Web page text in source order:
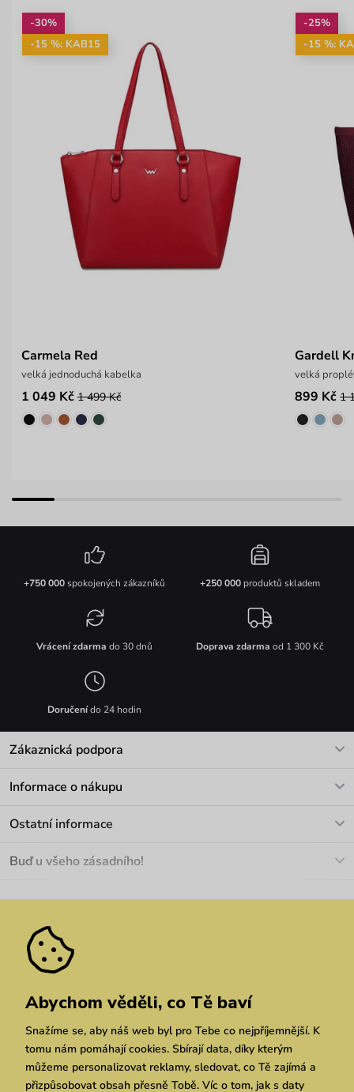
-30%
-15 %: KAB15
Carmela Red
velká jednoduchá kabelka
1 049 Kč 1 499 Kč
-25%
-15 %:
Gardell
velká
899 Kč 1
+750 000spokojených zákazníků +250 000produktů skladem
Vrácení zdarma do 30 dnů Doprava zdarma od 1 300 Kč
Doručenído 24 hodin
Zákaznická podpora
Informace o nákupu
Materiály a údržba
Pozáruční opravy
Ostatní informace
Velkoobchod
We Care
Dárkové poukazy
Vuchlook
Prodejny
Praha Brno Chrudim
Buď u všeho zásadního!
Zásady ochrany osobních údajů
Abychom věděli, co Tě baví
Snažíme se, aby náš web byl pro Tebe co nejpříjemnější. K
tomu nám pomáhají cookies. Sbírají data, díky kterým
můžeme personalizovat reklamy, sledovat, co Tě zajímá a
přizpůsobovat obsah přesně Tobě. Víc o tom, jak s daty